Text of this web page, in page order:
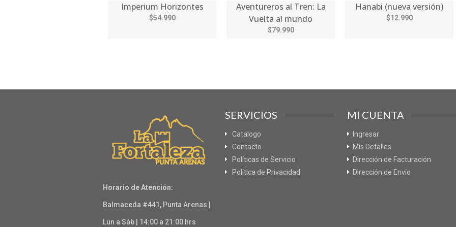
Imperium Horizontes
$54.990
Aventureros al Tren: La
Vuelta al mundo
$79.990
Hanabi (nueva versión)
$12.990
Horario de Atención:
Balmaceda #441, Punta Arenas |
Lun a Sáb | 14:00 a 21:00 hrs
SERVICIOS
Catalogo
Contacto
Políticas de Servicio
Política de Privacidad
MI CUENTA
Ingresar
Mis Detalles
Dirección de Facturación
Dirección de Envío